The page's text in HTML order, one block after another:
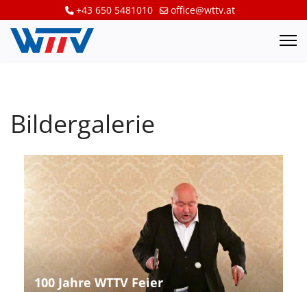
+43 650 5481010 office@wttv.at
Bildergalerie
100 Jahre WTTV Feier